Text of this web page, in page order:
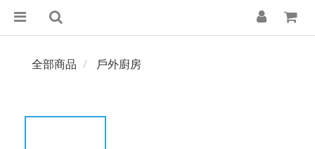
全部商品 戶外廚房